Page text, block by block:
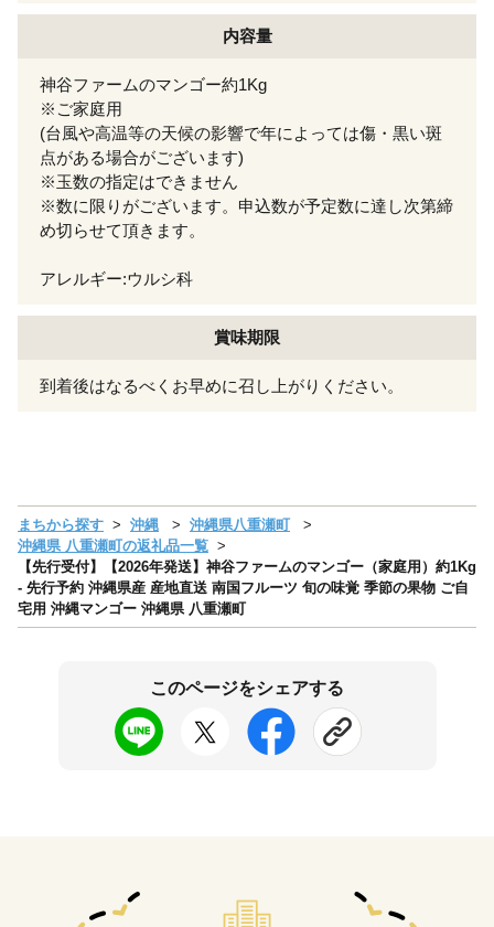
内容量
神谷ファームのマンゴー約1Kg
※ご家庭用
(台風や高温等の天候の影響で年によっては傷・黒い斑
点がある場合がございます)
※玉数の指定はできません
※数に限りがございます。申込数が予定数に達し次第締
め切らせて頂きます。
アレルギー:ウルシ科
賞味期限
到着後はなるべくお早めに召し上がりください。
まちから探す 沖縄
沖縄県八重瀬町
沖縄県 八重瀬町の返礼品一覧
【先行受付】【2026年発送】神谷ファームのマンゴー（家庭用）約1Kg
- 先行予約 沖縄県産 産地直送 南国フルーツ 旬の味覚 季節の果物 ご自
宅用 沖縄マンゴー 沖縄県 八重瀬町
このページをシェアする